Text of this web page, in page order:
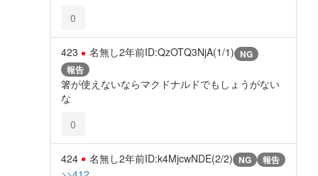
0
423 名無し2年前ID:QzOTQ3NjA(1/1) NG
報告
箸が使えないならマクドナルドでもしょうがない
な
0
424 名無し2年前ID:k4MjcwNDE(2/2) NG 報告